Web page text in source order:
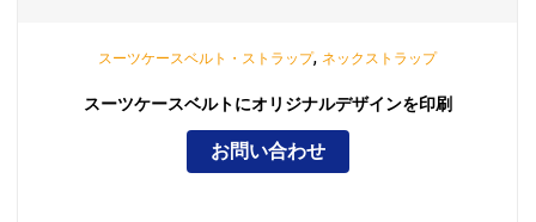
スーツケースベルト・ストラップ, ネックストラップ
スーツケースベルトにオリジナルデザインを印刷
お問い合わせ